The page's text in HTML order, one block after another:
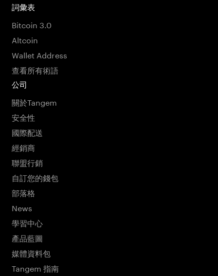
詞彙表
Bitcoin 3.0
Altcoin
Wallet Address
查看所有術語
公司
關於Tangem
安全性
國際配送
經銷商
聯盟行銷
自訂您的錢包
部落格
News
學習中心
產品藍圖
媒體資料包
Tangem 指南